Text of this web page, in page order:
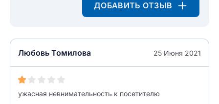
ДОБАВИТЬ ОТЗЫВ
Любовь Томилова 25 Июня 2021
ужасная невнимательность к посетителю
Введите свой e-mail
Текст отзыва
0/500
Ответ на отзыв
НАЙТИ МЕНЯ